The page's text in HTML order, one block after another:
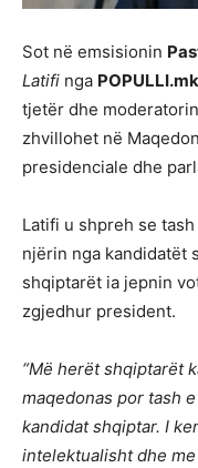
Sot në emsisionin
Latifi nga POPULLI.mk
tjetër dhe
zhvillohet në
presidenciale dhe
Latifi u shpreh se
njërin nga kandidatët
shqiptarët ia jepnin
zgjedhur president.
“Më herët shqiptarët
maqedonas por tash
kandidat shqiptar. I
intelektualisht dhe